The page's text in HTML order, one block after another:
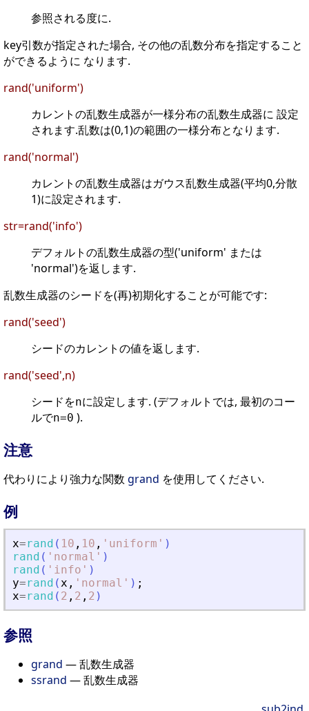
参照される度に.
key引数が指定された場合, その他の乱数分布を指定すること
ができるように なります.
rand('uniform')
カレントの乱数生成器が一様分布の乱数生成器に 設定
されます.乱数は(0,1)の範囲の一様分布となります.
rand('normal')
カレントの乱数生成器はガウス乱数生成器(平均0,分散
1)に設定されます.
str=rand('info')
デフォルトの乱数生成器の型('uniform' または
'normal')を返します.
乱数生成器のシードを(再)初期化することが可能です:
rand('seed')
シードのカレントの値を返します.
rand('seed',n)
シードをnに設定します. (デフォルトでは, 最初のコー
ルでn=0 ).
注意
代わりにより強力な関数 grand を使用してください.
例
x=rand ( 10 , 10 , ' uniform ' )
rand ( ' normal ' )
rand ( ' info ' )
y=rand (x , ' normal ' ) ;
x=rand ( 2 , 2 , 2 )
参照
grand — 乱数生成器
ssrand — 乱数生成器